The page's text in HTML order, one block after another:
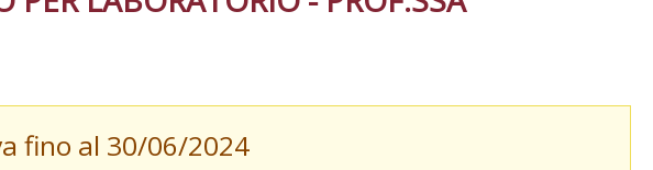
fino al 30/06/2024